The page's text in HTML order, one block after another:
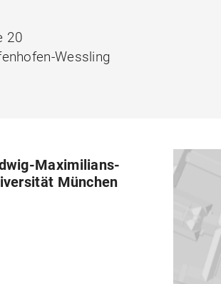
20
Wessling
Maximilians-
München